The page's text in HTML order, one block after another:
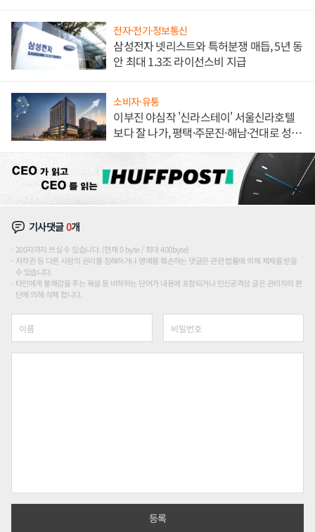
전자·전기·정보통신
삼성전자 넷리스트와 특허분쟁 매듭, 5년 동
안 최대 1.3조 라이선스비 지급
소비자·유통
이부진 야심작 '신라스테이' 서울신라호텔
보다 잘 나가, 평택·주문진·해남·건대로 성
기사댓글0개
200자까지 쓰실 수 있습니다. (현재 0 byte / 최대 400byte)
저작권 등 다른 사람의 권리를 침해하거나 명예를 훼손하는 댓글은 관련 법률에 의해 제재를 받을
수 있습니다.
타인에게 불쾌감을 주는 욕설 등 비하하는 단어가 내용에 포함되거나 인신공격성 글은 관리자의 판
단에 의해 삭제 합니다.